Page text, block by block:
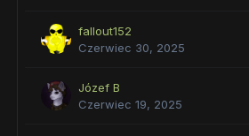
fallout152
Czerwiec 30, 2025
Józef B
Czerwiec 19, 2025